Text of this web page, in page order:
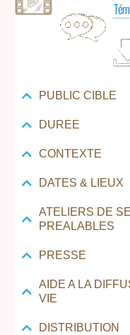
PUBLIC CIBLE
DUREE
CONTEXTE
DATES & LIEUX
ATELIERS DE
PREALABLES
PRESSE
AIDE A LA
VIE
DISTRIBUTION